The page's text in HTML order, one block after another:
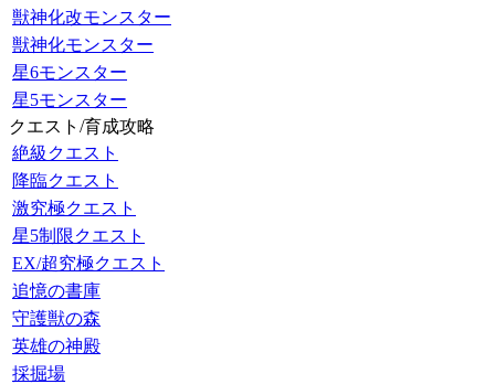
獣神化改モンスター
獣神化モンスター
星6モンスター
星5モンスター
クエスト/育成攻略
絶級クエスト
降臨クエスト
激究極クエスト
星5制限クエスト
EX/超究極クエスト
追憶の書庫
守護獣の森
英雄の神殿
採掘場